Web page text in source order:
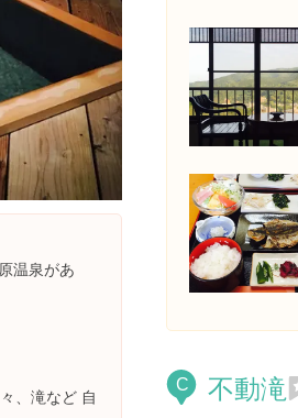
温泉があ
、滝など 自
C 不動滝